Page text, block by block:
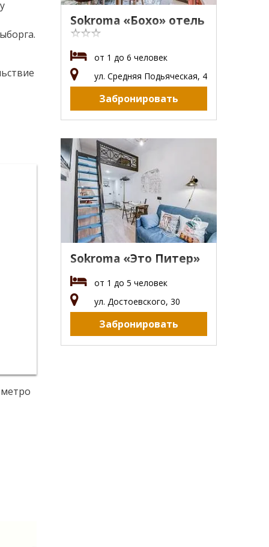
Sokroma «Бохо» отель
☆☆☆
от 1 до 6 человек
ул. Средняя Подьяческая, 4
Забронировать
Sokroma «Это Питер»
от 1 до 5 человек
ул. Достоевского, 30
Забронировать